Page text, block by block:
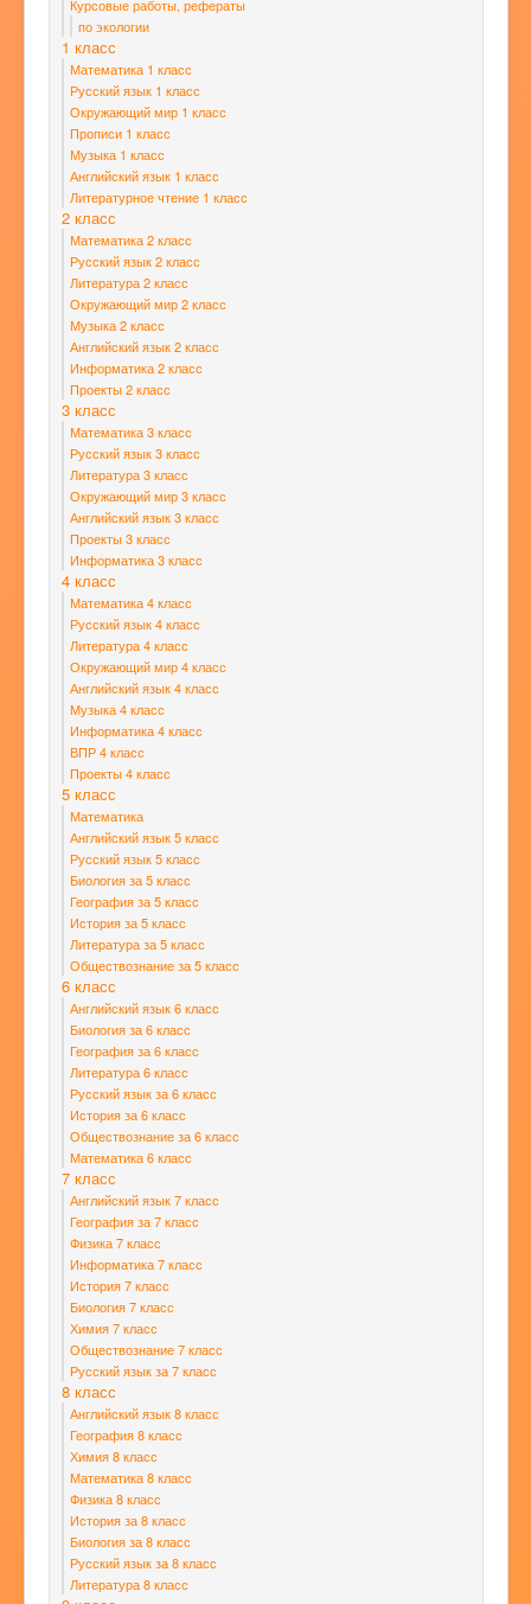
Курсовые работы, рефераты
по экологии
1 класс
Математика 1 класс
Русский язык 1 класс
Окружающий мир 1 класс
Прописи 1 класс
Музыка 1 класс
Английский язык 1 класс
Литературное чтение 1 класс
2 класс
Математика 2 класс
Русский язык 2 класс
Литература 2 класс
Окружающий мир 2 класс
Музыка 2 класс
Английский язык 2 класс
Информатика 2 класс
Проекты 2 класс
3 класс
Математика 3 класс
Русский язык 3 класс
Литература 3 класс
Окружающий мир 3 класс
Английский язык 3 класс
Проекты 3 класс
Информатика 3 класс
4 класс
Математика 4 класс
Русский язык 4 класс
Литература 4 класс
Окружающий мир 4 класс
Английский язык 4 класс
Музыка 4 класс
Информатика 4 класс
ВПР 4 класс
Проекты 4 класс
5 класс
Математика
Английский язык 5 класс
Русский язык 5 класс
Биология за 5 класс
География за 5 класс
История за 5 класс
Литература за 5 класс
Обществознание за 5 класс
6 класс
Английский язык 6 класс
Биология за 6 класс
География за 6 класс
Литература 6 класс
Русский язык за 6 класс
История за 6 класс
Обществознание за 6 класс
Математика 6 класс
7 класс
Английский язык 7 класс
География за 7 класс
Физика 7 класс
Информатика 7 класс
История 7 класс
Биология 7 класс
Химия 7 класс
Обществознание 7 класс
Русский язык за 7 класс
8 класс
Английский язык 8 класс
География 8 класс
Химия 8 класс
Математика 8 класс
Физика 8 класс
История за 8 класс
Биология за 8 класс
Русский язык за 8 класс
Литература 8 класс